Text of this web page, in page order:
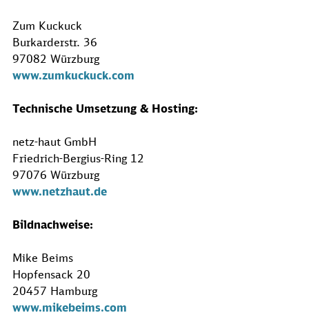
Zum Kuckuck
Burkarderstr. 36
97082 Würzburg
www.zumkuckuck.com
Technische Umsetzung & Hosting:
netz-haut GmbH
Friedrich-Bergius-Ring 12
97076 Würzburg
www.netzhaut.de
Bildnachweise:
Mike Beims
Hopfensack 20
20457 Hamburg
www.mikebeims.com